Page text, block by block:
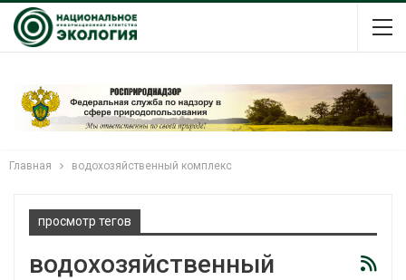
Главная водохозяйственный комплекс
просмотр тегов
водохозяйственный